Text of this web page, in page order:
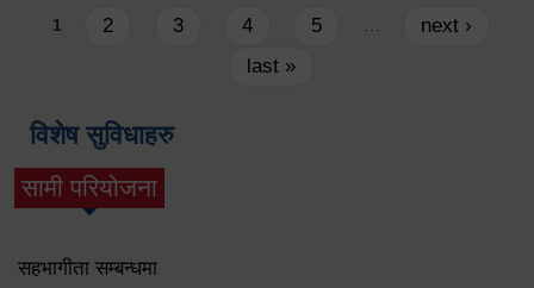
Pages
1 2 3 4 5 …
next ›
last »
विशेष सुविधाहरु
सामी परियोजना
(active tab)
सहभागीता सम्बन्धमा